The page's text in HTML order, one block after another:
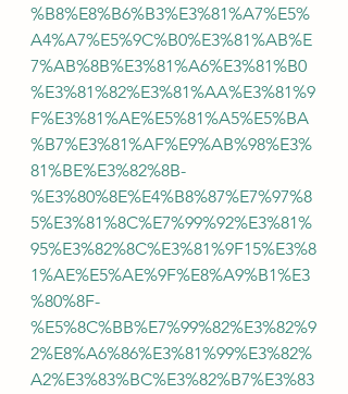
%B8%E8%B6%B3%E3%81%A7%E5%
A4%A7%E5%9C%B0%E3%81%AB%E
7%AB%8B%E3%81%A6%E3%81%B0
%E3%81%82%E3%81%AA%E3%81%9
F%E3%81%AE%E5%81%A5%E5%BA
%B7%E3%81%AF%E9%AB%98%E3%
81%BE%E3%82%8B-
%E3%80%8E%E4%B8%87%E7%97%8
5%E3%81%8C%E7%99%92%E3%81%
95%E3%82%8C%E3%81%9F15%E3%8
1%AE%E5%AE%9F%E8%A9%B1%E3
%80%8F-
%E5%8C%BB%E7%99%82%E3%82%9
2%E8%A6%86%E3%81%99%E3%82%
A2%E3%83%BC%E3%82%B7%E3%83